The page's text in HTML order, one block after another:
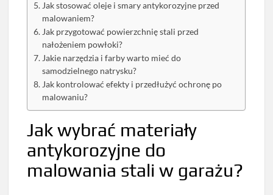
Jak stosować oleje i smary antykorozyjne przed
malowaniem?
Jak przygotować powierzchnię stali przed
nałożeniem powłoki?
Jakie narzędzia i farby warto mieć do
samodzielnego natrysku?
Jak kontrolować efekty i przedłużyć ochronę po
malowaniu?
Jak wybrać materiały
antykorozyjne do
malowania stali w garażu?